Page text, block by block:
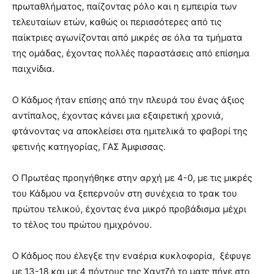
πρωταθλήματος, παίζοντας ρόλο και η εμπειρία των
τελευταίων ετών, καθώς οι περισσότερες από τις
παίκτριες αγωνίζονται από μικρές σε όλα τα τμήματα
της ομάδας, έχοντας πολλές παραστάσεις από επίσημα
παιχνίδια.
Ο Κάδμος ήταν επίσης από την πλευρά του ένας άξιος
αντίπαλος, έχοντας κάνει μια εξαιρετική χρονιά,
φτάνοντας να αποκλείσει στα ημιτελικά το φαβορί της
φετινής κατηγορίας, ΓΑΣ Άμφισσας.
Ο Πρωτέας προηγήθηκε στην αρχή με 4-0, με τις μικρές
του Κάδμου να ξεπερνούν στη συνέχεια το τρακ του
πρώτου τελικού, έχοντας ένα μικρό προβάδισμα μέχρι
το τέλος του πρώτου ημιχρόνου.
Ο Κάδμος που έλεγξε την εναέρια κυκλοφορία, ξέφυγε
με 13-18 και με 4 πόντους της Χαντζή το ματς πήγε στο